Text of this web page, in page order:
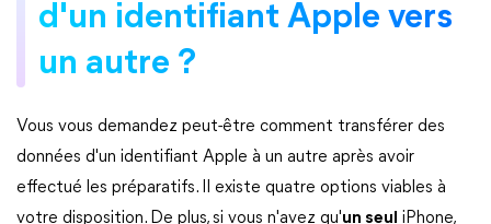
d'un identifiant Apple vers
un autre ?
Vous vous demandez peut-être comment transférer des
données d'un identifiant Apple à un autre après avoir
effectué les préparatifs. Il existe quatre options viables à
votre disposition. De plus, si vous n'avez qu'un seul iPhone,